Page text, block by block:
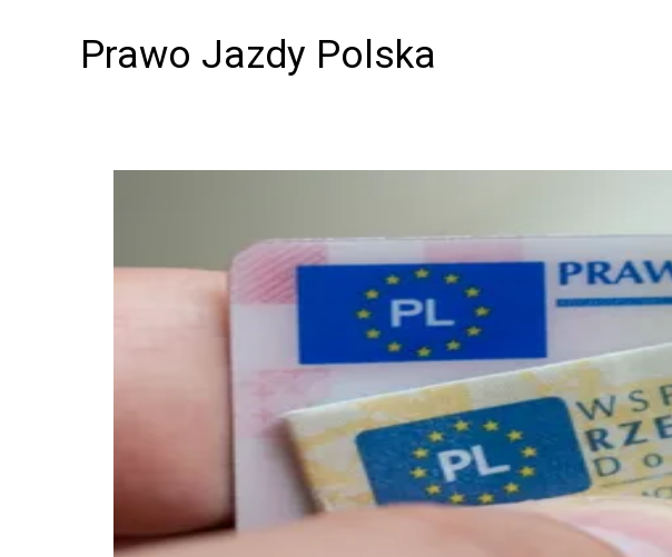
Prawo Jazdy Polska